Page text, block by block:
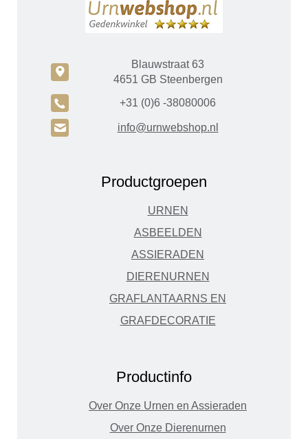
c
Blauwstraat 63
4651 GB Steenbergen
A +31 (0)6 -38080006
H info@urnwebshop.nl
Productgroepen
URNEN
ASBEELDEN
ASSIERADEN
DIERENURNEN
GRAFLANTAARNS EN
GRAFDECORATIE
Productinfo
Over Onze Urnen en Assieraden
Over Onze Dierenurnen